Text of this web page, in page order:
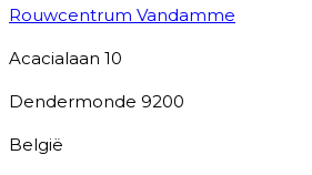
Rouwcentrum Vandamme
Acacialaan 10
Dendermonde 9200
België